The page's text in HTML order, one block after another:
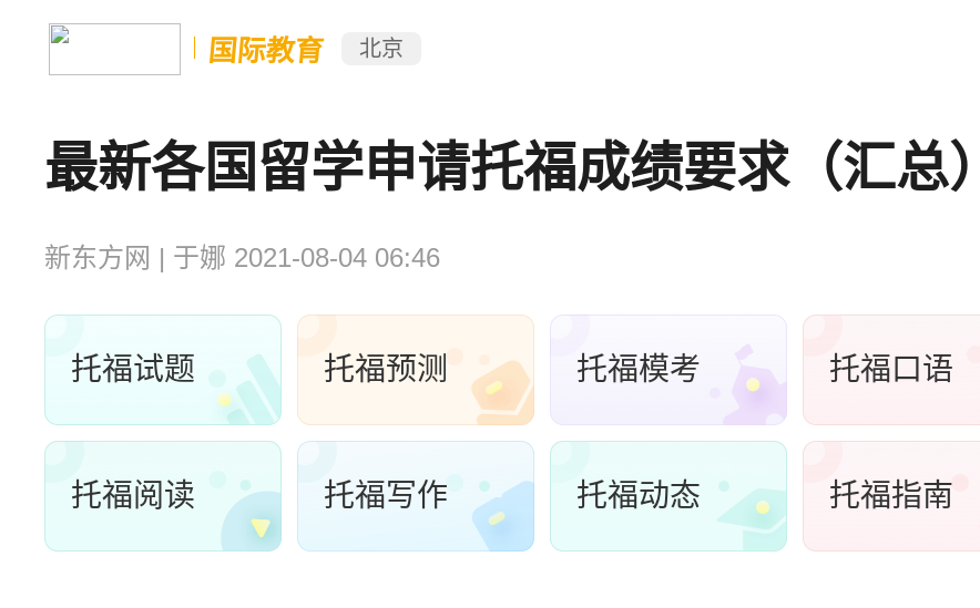
国际教育 北京
最新各国留学申请托福成绩要求（汇总）
新东方网 | 于娜 2021-08-04 06:46
托福试题 托福预测 托福模考 托福口语
托福阅读 托福写作 托福动态 托福指南